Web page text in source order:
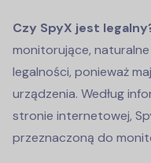
Czy SpyX jest
monitorujące,
legalności, ponieważ
urządzenia. Według
stronie internetowej,
przeznaczoną do